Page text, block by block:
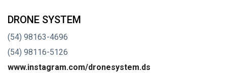
DRONE SYSTEM
(54) 98163-4696
(54) 98116-5126
www.instagram.com/dronesystem.ds